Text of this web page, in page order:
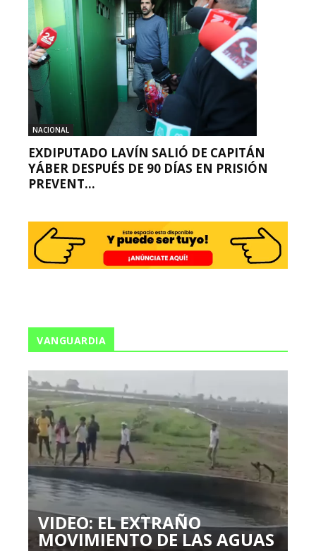
NACIONAL
EXDIPUTADO LAVÍN SALIÓ DE CAPITÁN
YÁBER DESPUÉS DE 90 DÍAS EN PRISIÓN
PREVENT...
VANGUARDIA
VIDEO: EL EXTRAÑO
MOVIMIENTO DE LAS AGUAS